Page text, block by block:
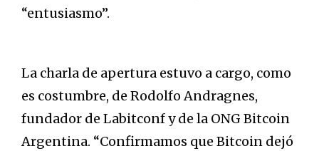
“entusiasmo”.
La charla de apertura estuvo a cargo, como
es costumbre, de Rodolfo Andragnes,
fundador de Labitconf y de la ONG Bitcoin
Argentina. “Confirmamos que Bitcoin dejó